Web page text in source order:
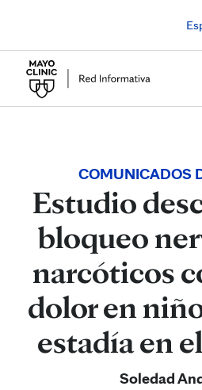
COMUNICADOS
Estudio
bloqueo
narcóticos
dolor en
estadía en
Soledad